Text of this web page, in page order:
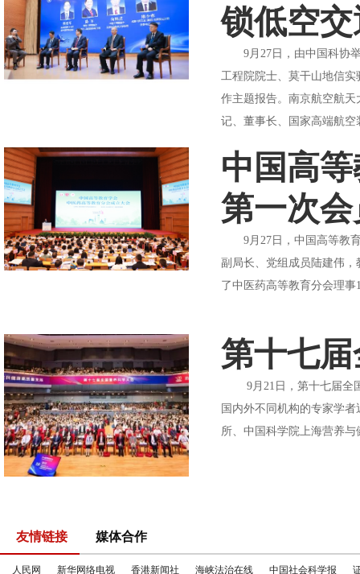
锁低空
9月27日，由中国科协举
工程院院士、莫干山地信
作主题报告。南京航空航
记、董事长、国家高端航
中国高
第一次
9月27日，中国高等教育
副局长、党组成员陆建伟
了中医药高等教育分会理
第十七
9月21日，第十七届全国
国内外不同机构的专家学
所、中国科学院上海营养
友情链接 媒体合作
人民网 新华网络电视 香港新闻社 海峡法治在线 中国社会科学报